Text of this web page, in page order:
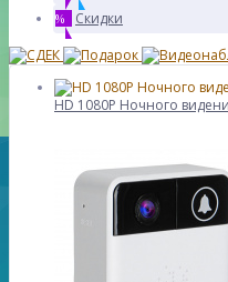
% Скидки
HD 1080P Ночного